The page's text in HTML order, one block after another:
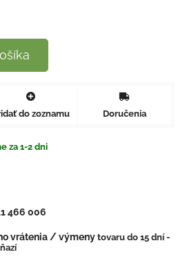
do zoznamu Doručenia
za 1-2 dni
466 006
vrátenia / výmeny tovaru do 15 dní -